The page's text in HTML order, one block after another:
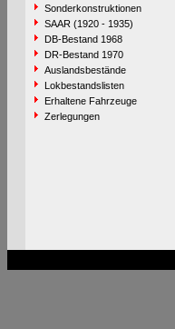
Sonderkonstruktionen
SAAR (1920 - 1935)
DB-Bestand 1968
DR-Bestand 1970
Auslandsbestände
Lokbestandslisten
Erhaltene Fahrzeuge
Zerlegungen